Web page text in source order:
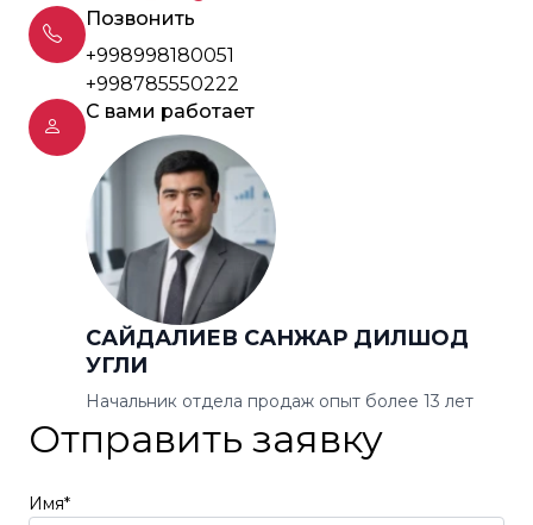
Позвонить
+998998180051
+998785550222
С вами работает
САЙДАЛИЕВ САНЖАР ДИЛШОД
УГЛИ
Начальник отдела продаж опыт более 13 лет
Отправить заявку
Имя*